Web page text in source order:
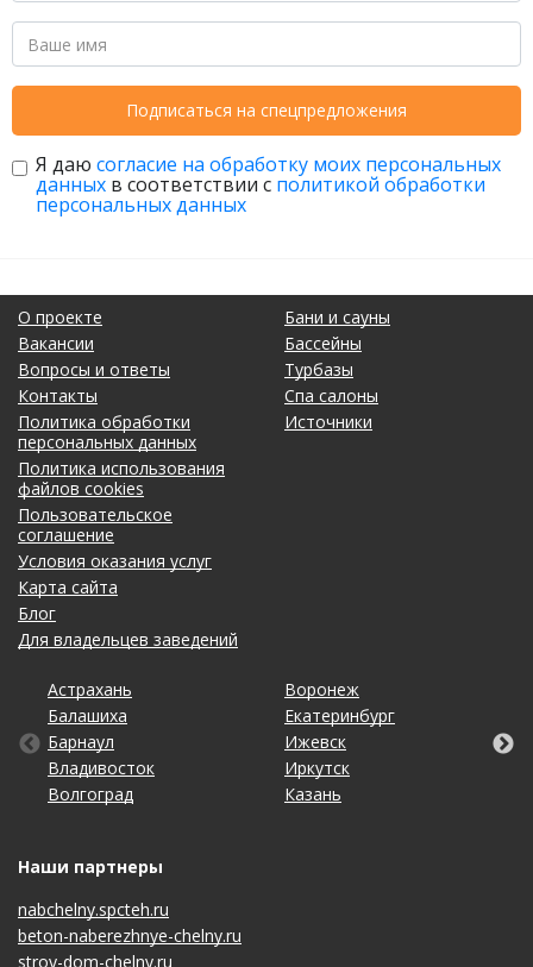
Подписаться на спецпредложения
Я даю согласие на обработку моих персональных
данных в соответствии с политикой обработки
персональных данных
О проекте
Вакансии
Вопросы и ответы
Контакты
Политика обработки
персональных данных
Политика использования
файлов cookies
Пользовательское
соглашение
Условия оказания услуг
Карта сайта
Блог
Для владельцев заведений
Бани и сауны
Бассейны
Турбазы
Спа салоны
Источники
Астрахань
Балашиха
Барнаул
Владивосток
Волгоград
Воронеж
Екатеринбург
Ижевск
Иркутск
Казань
Калининград
Кемерово
Киров
Краснодар
Красноярск
Липецк
Махачкала
Москва
Нижний Новгород
Новосибирск
Омск
Оренбург
Пенза
Пермь
Ростов-на-Дону
Рязань
Самара
Санкт-Петербург
Саратов
Ставрополь
Тольятти
Томск
Тула
Тюмень
Ульяновск
Уфа
Хабаровск
Чебоксары
Челябинск
Ярославль
Наши партнеры
nabchelny.spcteh.ru
beton-naberezhnye-chelny.ru
stroy-dom-chelny.ru